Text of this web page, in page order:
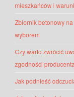
mieszkańców i
Zbiornik betonowy
wyborem
Czy warto zwrócić
zgodności
Jak podnieść